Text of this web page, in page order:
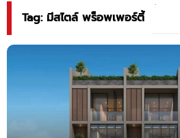
Tag: มีสไตล์ พร็อพเพอร์ตี้